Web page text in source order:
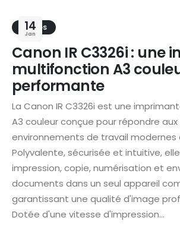
14
Jan
TRENDS
Canon IR C3326i : une
multifonction A3
performante
La Canon IR C3326i est une
A3 couleur conçue pour répondre
environnements de travail modernes
Polyvalente, sécurisée et intuitive,
impression, copie, numérisation et
documents dans un seul appareil
garantissant une qualité d'image
Dotée d'une vitesse d'impression...